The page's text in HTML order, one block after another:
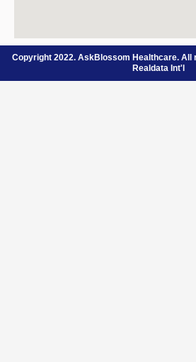
Copyright 2022. AskBlossom Healthcare. All
Realdata Int'l